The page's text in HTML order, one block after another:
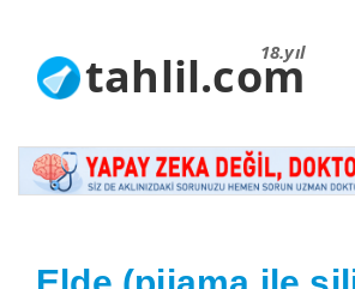
18.yıl
tahlil.com